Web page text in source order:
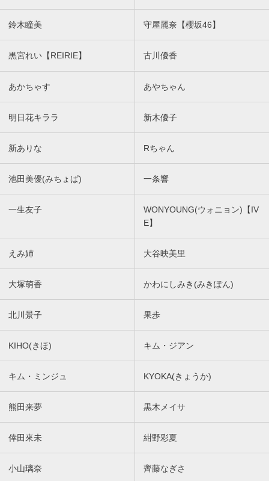
鈴木瞳美 守屋麗奈【櫻坂46】
黒宮れい【REIRIE】 古川優香
あかちゃす あやちゃん
明日花キララ 新木優子
新ありな Rちゃん
池田美優(みちょぱ) 一条響
一生友子
WONYOUNG(ウォニョン)【IV
E】
えみ姉 大谷映美里
大塚萌香 かわにしみき(みきぽん)
北川景子 果歩
KIHO(きほ) キム・ジアン
キム・ミンジュ KYOKA(きょうか)
熊田来夢 黒木メイサ
倖田來未 紺野彩夏
小山璃奈 齊藤なぎさ